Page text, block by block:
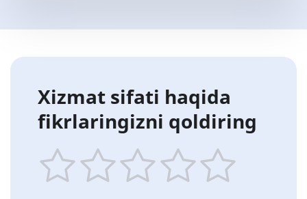
Xizmat sifati haqida
fikrlaringizni qoldiring